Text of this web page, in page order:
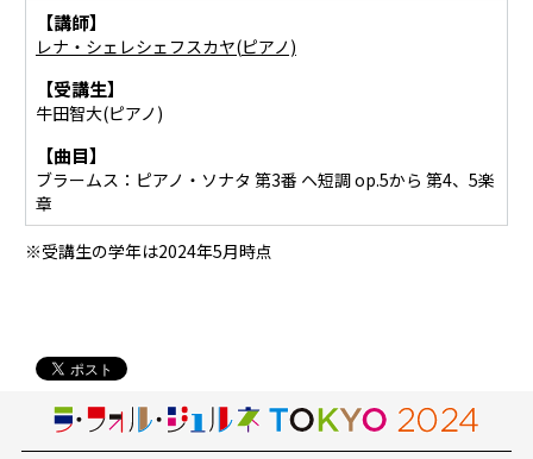
【講師】
レナ・シェレシェフスカヤ(ピアノ)
【受講生】
牛田智大(ピアノ)
【曲目】
ブラームス：ピアノ・ソナタ 第3番 ヘ短調 op.5から 第4、5楽
章
※受講生の学年は2024年5月時点